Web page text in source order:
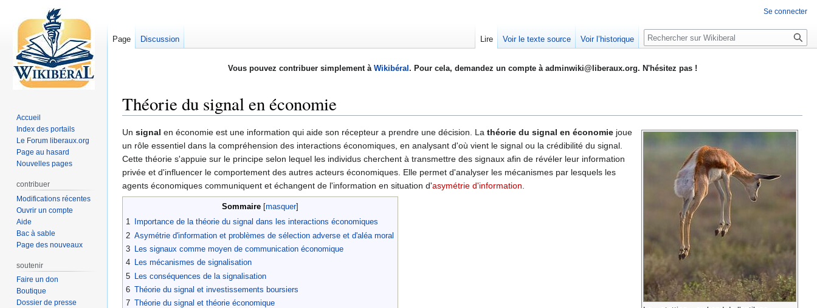
Vous pouvez contribuer simplement à Wikibéral . Pour cela, demandez un compte à adminwiki@liberaux.org. N'hésitez pas !
Théorie du signal en économie
Aller
à
la
navigation
Aller
à
la
recherche
Un signal en économie est une information qui aide son récepteur a prendre une décision. La théorie du signal en économie joue
un rôle essentiel dans la compréhension des interactions économiques, en analysant d'où vient le signal ou la crédibilité du signal.
Cette théorie s'appuie sur le principe selon lequel les individus cherchent à transmettre des signaux afin de révéler leur information
privée et d'influencer le comportement des autres acteurs économiques. Elle permet d'analyser les mécanismes par lesquels les
agents économiques communiquent et échangent de l'information en situation d'asymétrie d'information.
Sommaire
1
Importance de la théorie du signal dans les interactions économiques
2 Asymétrie d'information et problèmes de sélection adverse et d'aléa moral
3 Les signaux comme moyen de communication économique
4 Les mécanismes de signalisation
5
Les conséquences de la signalisation
6 Théorie du signal et investissements boursiers
7 Théorie du signal et théorie économique
Se connecter
Page Discussion Lire Voir le texte source Voir l’historique Rechercher
Accueil
Index des portails
Le Forum liberaux.org
Page au hasard
Nouvelles pages
contribuer
Modifications récentes
Ouvrir un compte
Aide
Bac à sable
Page des nouveaux
soutenir
Faire un don
Boutique
Dossier de presse